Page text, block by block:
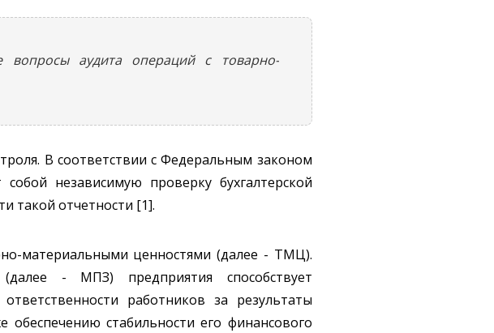
вопросы аудита операций с товарно-
В соответствии с Федеральным законом
независимую проверку бухгалтерской
такой отчетности [1].
материальными ценностями (далее - ТМЦ).
(далее - МПЗ) предприятия способствует
работников за результаты
обеспечению стабильности его финансового